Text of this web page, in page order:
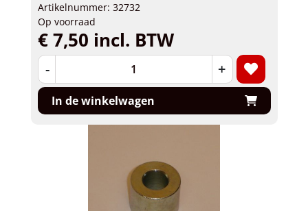
Artikelnummer: 32732
Op voorraad
€ 7,50 incl. BTW
- +
In de winkelwagen